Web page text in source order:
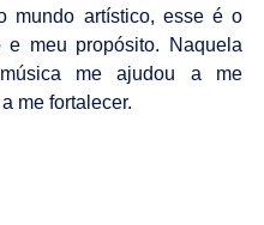
mundo artístico, esse é o
e meu propósito. Naquela
me ajudou a me
me fortalecer.